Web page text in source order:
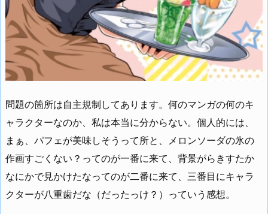
問題の箇所は自主規制してあります。何のマンガの何のキ
ャラクターなのか、私は本当に分からない。個人的には、
まぁ、パフェが美味しそうって所と、メロンソーダの氷の
作画すごくない？ってのが一番に来て、背景がらきすたか
なにかで見かけたなってのが二番に来て、三番目にキャラ
クターが八重歯だな（だったっけ？）っていう感想。